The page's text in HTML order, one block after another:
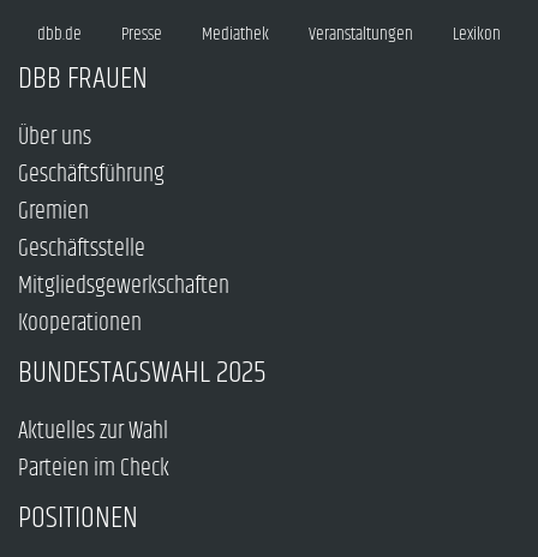
dbb.de Presse Mediathek Veranstaltungen Lexikon
DBB FRAUEN
Über uns
Geschäftsführung
Gremien
Geschäftsstelle
Mitgliedsgewerkschaften
Kooperationen
BUNDESTAGSWAHL 2025
Aktuelles zur Wahl
Parteien im Check
POSITIONEN